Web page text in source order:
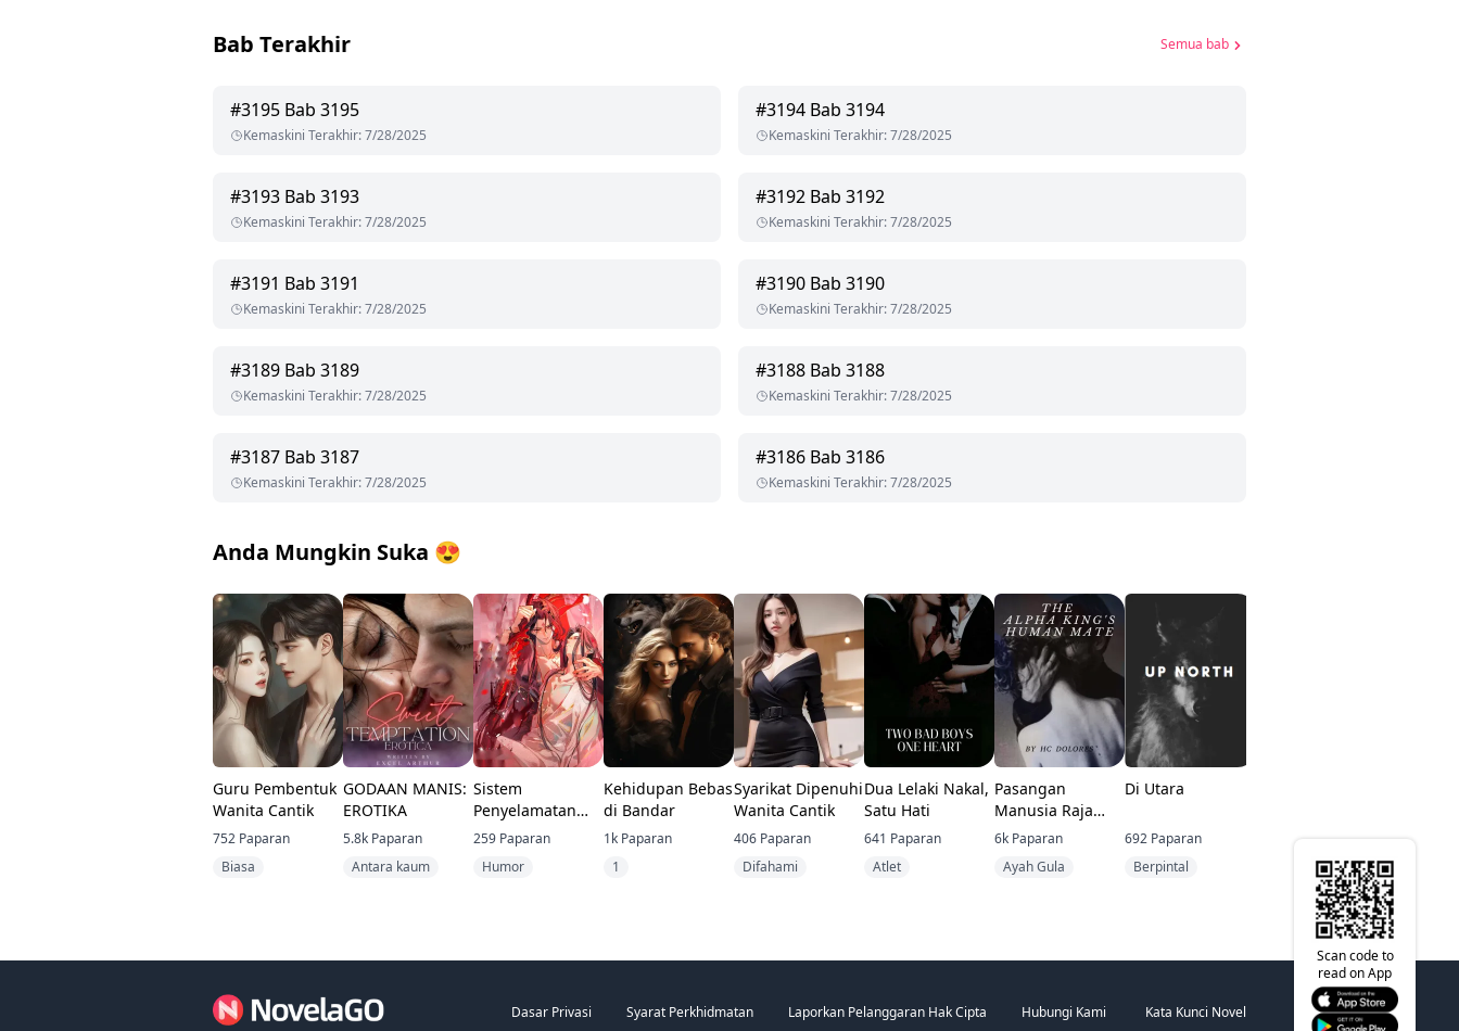
Bab Terakhir Semua bab
#3195 Bab 3195
Kemaskini Terakhir:7/28/2025
#3194 Bab 3194
Kemaskini Terakhir:7/28/2025
#3193 Bab 3193
Kemaskini Terakhir:7/28/2025
#3192 Bab 3192
Kemaskini Terakhir:7/28/2025
#3191 Bab 3191
Kemaskini Terakhir:7/28/2025
#3190 Bab 3190
Kemaskini Terakhir:7/28/2025
#3189 Bab 3189
Kemaskini Terakhir:7/28/2025
#3188 Bab 3188
Kemaskini Terakhir:7/28/2025
#3187 Bab 3187
Kemaskini Terakhir:7/28/2025
#3186 Bab 3186
Kemaskini Terakhir:7/28/2025
Anda Mungkin Suka 😍
Guru Pembentuk
Wanita Cantik
752 Paparan
Biasa
GODAAN MANIS:
EROTIKA
5.8k Paparan
Antara kaum
Sistem
Penyelamatan
Penjahat
259 Paparan
Humor
Kehidupan Bebas
di Bandar
1k Paparan
1
Syarikat Dipenuhi
Wanita Cantik
406 Paparan
Difahami
Dua Lelaki Nakal,
Satu Hati
641 Paparan
Atlet
Pasangan
Manusia Raja
Alpha
6k Paparan
Ayah Gula
Di Utara
692 Paparan
Berpintal
Hubungan cinta-
Dasar Privasi Syarat Perkhidmatan Laporkan Pelanggaran Hak Cipta Hubungi Kami Kata Kunci Novel
Scan code to
read on App